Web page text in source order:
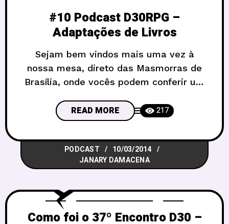
#10 Podcast D30RPG –
Adaptações de Livros
Sejam bem vindos mais uma vez à
nossa mesa, direto das Masmorras de
Brasília, onde vocês podem conferir um
que fizemos em cima dos livros, seja
das histórias, roubando ideias, usando
conceitos, recebendo influências de
personagens ou adotando estilos. Desta
vez, estiveram presentes na conversa
READ MORE 217
PODCAST
10/03/2014
JANARY DAMACENA
Como foi o 37º Encontro D30 –